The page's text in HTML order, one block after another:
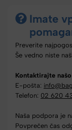
Imate
Preverite
Še vedno niste
Kontaktirajte
E-pošta:
Telefon: 02 620
Naša podpora je
Povprečen čas